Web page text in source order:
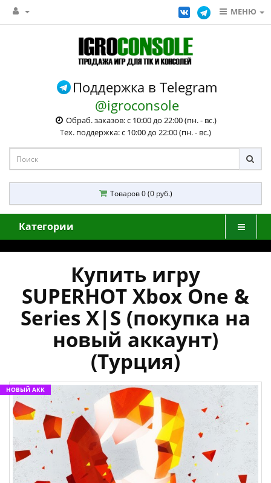
МЕНЮ
Поддержка в Telegram
@igroconsole
Обраб. заказов: с 10:00 до 22:00 (пн. - вс.)
Тех. поддержка: с 10:00 до 22:00 (пн. - вс.)
Товаров 0 (0 руб.)
Категории
Купить игру
SUPERHOT Xbox One &
Series X|S (покупка на
новый аккаунт)
(Турция)
НОВЫЙ АКК